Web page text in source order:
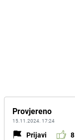
Provjereno
15.11.2024. 17:24
Prijavi 8